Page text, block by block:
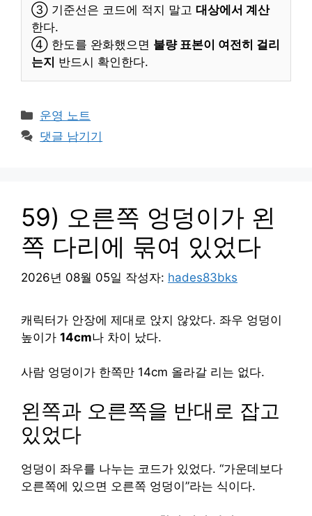
③ 기준선은 코드에 적지 말고 대상에서 계산
한다.
④ 한도를 완화했으면 불량 표본이 여전히 걸리
는지 반드시 확인한다.
카
테
운영 노트
댓글 남기기
59) 오른쪽 엉덩이가 왼
쪽 다리에 묶여 있었다
2026년 08월 05일 작성자: hades83bks
캐릭터가 안장에 제대로 앉지 않았다. 좌우 엉덩이
높이가 14cm나 차이 났다.
사람 엉덩이가 한쪽만 14cm 올라갈 리는 없다.
왼쪽과 오른쪽을 반대로 잡고
있었다
엉덩이 좌우를 나누는 코드가 있었다. “가운데보다
오른쪽에 있으면 오른쪽 엉덩이”라는 식이다.